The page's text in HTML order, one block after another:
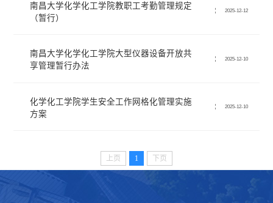
南昌大学化学化工学院教职工考勤管理规定
（暂行）
2025-12-12
南昌大学化学化工学院大型仪器设备开放共
享管理暂行办法
2025-12-10
化学化工学院学生安全工作网格化管理实施
方案
2025-12-10
上页 1 下页